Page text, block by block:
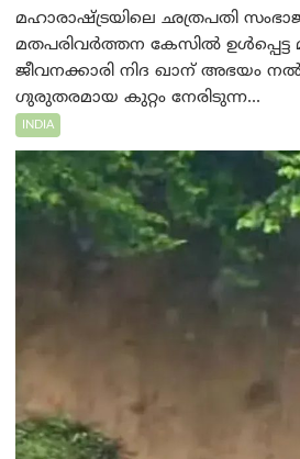
മഹാരാഷ്ട്രയിലെ ഛത്രപതി
മതപരിവർത്തന കേസിൽ
ജീവനക്കാരി നിദ ഖാന് അഭയം
ഗുരുതരമായ കുറ്റം നേരിടുന്ന...
INDIA